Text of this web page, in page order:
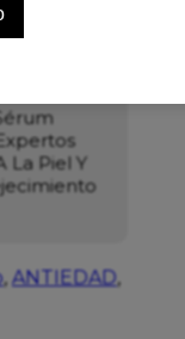
La Piel Y
, ANTIEDAD,